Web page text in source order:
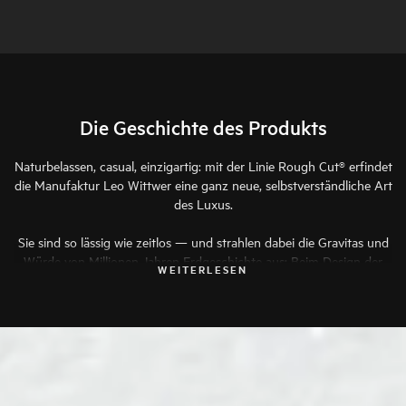
Die Geschichte des Produkts
Naturbelassen, casual, einzigartig: mit der Linie Rough Cut® erfindet
die Manufaktur Leo Wittwer eine ganz neue, selbstverständliche Art
des Luxus.
Sie sind so lässig wie zeitlos — und strahlen dabei die Gravitas und
Würde von Millionen Jahren Erdgeschichte aus: Beim Design der
Armbänder der Linie Rough Cut® hat Kreativdirektor Frank Maier
WEITERLESEN